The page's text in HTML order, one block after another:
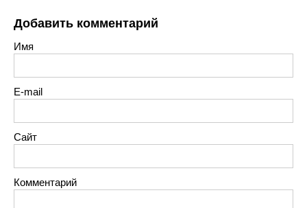
Добавить комментарий
Имя
E-mail
Сайт
Комментарий